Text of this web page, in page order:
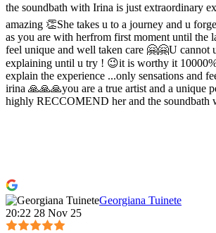
the soundbath with Irina is just extraordinary
amazing 👏She takes u to a journey and u
as you are with herfrom first moment until the
feel unique and well taken care 🤗🤗U cannot
explaining until u try ! 😉it is worthy it
explain the experience ...only sensations and
irina 🙏🙏🙏you are a true artist and a unique
highly RECCOMEND her and the soundbath
Georgiana Tuinete
20:22 28 Nov 25